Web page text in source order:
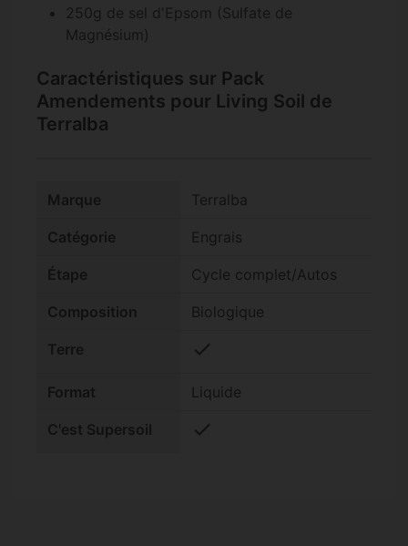
250g de sel d'Epsom (Sulfate de
Magnésium)
Caractéristiques sur Pack
Amendements pour Living Soil de
Terralba
Marque Terralba
Catégorie Engrais
Étape Cycle complet/Autos
Composition Biologique
Terre check
Format Liquide
C'est Supersoil check